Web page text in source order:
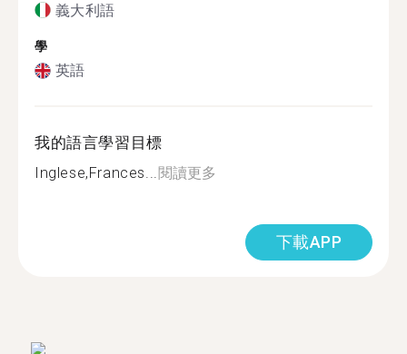
義大利語
學
英語
我的語言學習目標
Inglese,Frances...閱讀更多
下載APP